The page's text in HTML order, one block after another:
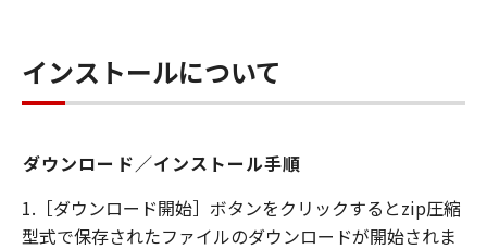
甲およびCanon Production Printing
Netherlands B.V.は、オリジナル若しくはコピ
ーの形態又は媒体に拘わらず、本ソフトウエア
た全ての本ソフトウエア製品のコピーについて
保持します。
甲およびCanon Production Printing
インストールについて
ダウンロード／インストール手順
1.［ダウンロード開始］ボタンをクリックするとzip圧縮
型式で保存されたファイルのダウンロードが開始されま